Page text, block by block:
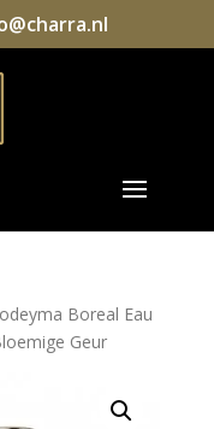
Boreal Eau
Geur